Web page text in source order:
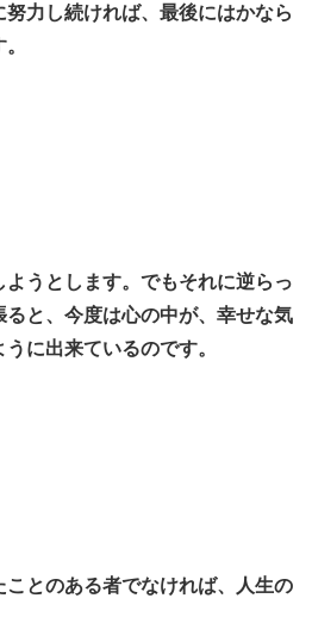
努力し続ければ、最後にはかなら
うとします。でもそれに逆らっ
と、今度は心の中が、幸せな気
に出来ているのです。
とのある者でなければ、人生の